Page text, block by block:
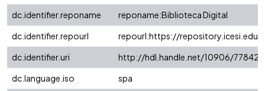
dc.identifier.reponame
reponame:Biblioteca Digital
dc.identifier.repourl
repourl:https://
dc.identifier.uri
http://hdl.handle.net/10906/77842
dc.language.iso
spa